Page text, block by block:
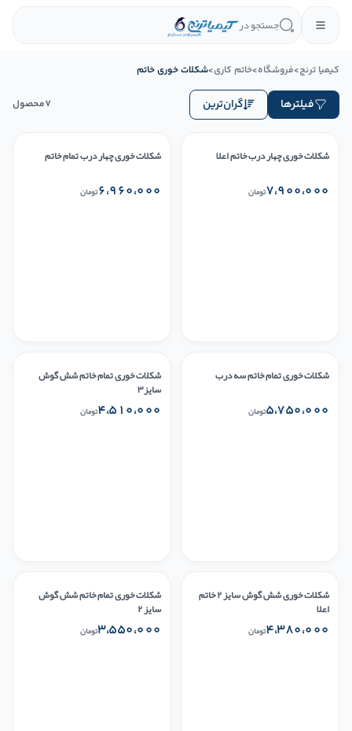
جستجو در
کیمیا ترنج>فروشگاه>خاتم کاری>شکلات خوری خاتم
7محصول گران‌ترین فیلترها
شکلات خوری چهار درب خاتم اعلا
۷،۹۰۰،۰۰۰تومان
شکلات خوری چهار درب تمام خاتم
۶،۹۶۰،۰۰۰تومان
شکلات خوری تمام خاتم سه درب
۵،۷۵۰،۰۰۰تومان
شکلات خوری تمام خاتم شش گوش
سایز۳
۴،۵۱۰،۰۰۰تومان
شکلات خوری شش گوش سایز ۲ خاتم
اعلا
۴،۳۸۰،۰۰۰تومان
شکلات خوری تمام خاتم شش گوش
سایز ۲
۳،۵۵۰،۰۰۰تومان